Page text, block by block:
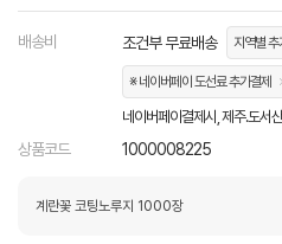
배송비 조건부 무료배송 지역별 추
※ 네이버페이 도선료 추가결제
네이버페이결제시, 제주.도서
상품코드 1000008225
계란꽃 코팅노루지 1000장